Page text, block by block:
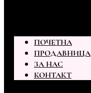
ПОЧЕТНА
ПРОДАВНИЦА
ЗА НАС
КОНТАКТ